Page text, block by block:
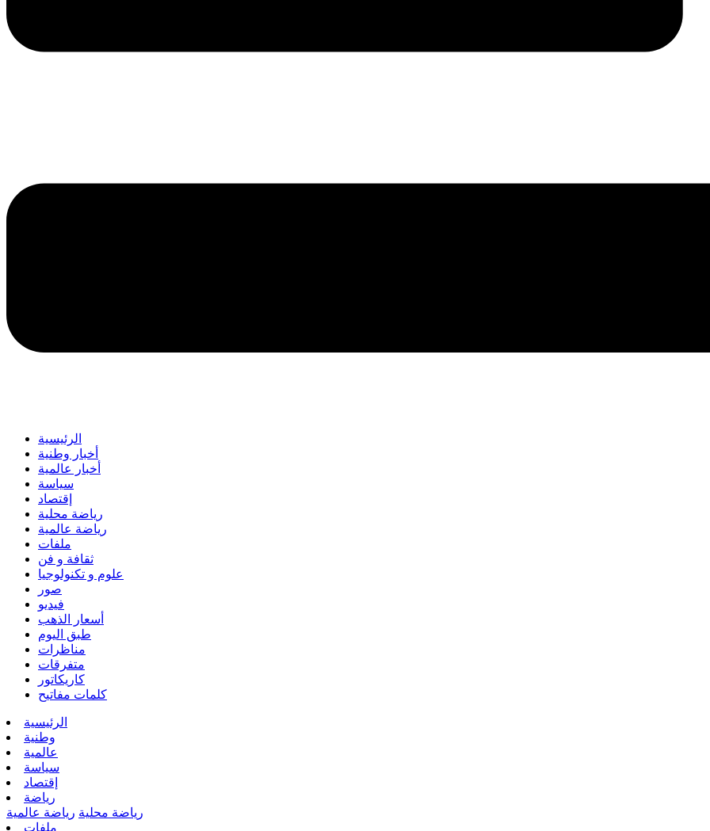
الرئيسية
أخبار وطنية
أخبار عالمية
سياسة
إقتصاد
رياضة محلية
رياضة عالمية
ملفات
ثقافة و فن
علوم و تكنولوجيا
صور
فيديو
أسعار الذهب
طبق اليوم
مناظرات
متفرقات
كاريكاتور
كلمات مفاتيح
الرئيسية
وطنية
عالمية
سياسة
إقتصاد
رياضة
رياضة محلية رياضة عالمية
ملفات